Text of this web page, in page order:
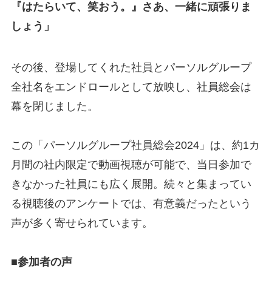
『はたらいて、笑おう。』さあ、一緒に頑張りま
しょう」
その後、登場してくれた社員とパーソルグループ
全社名をエンドロールとして放映し、社員総会は
幕を閉じました。
この「パーソルグループ社員総会2024」は、約1カ
月間の社内限定で動画視聴が可能で、当日参加で
きなかった社員にも広く展開。続々と集まってい
る視聴後のアンケートでは、有意義だったという
声が多く寄せられています。
■参加者の声